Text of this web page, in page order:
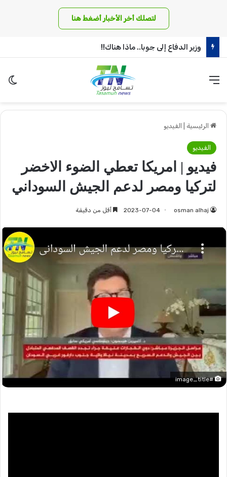
لتصلك أخر الأخبار أضغط هنا
وزير الدفاع إلى جوبا.. ماذا هناك!!
القائمة
الرئيسية الفيديو
الفيديو
فيديو | امريكا تعطي الضوء الاخضر
لتركيا ومصر لدعم الجيش السوداني
osman alhaj
2023-07-04 أقل من دقيقة
#image_title